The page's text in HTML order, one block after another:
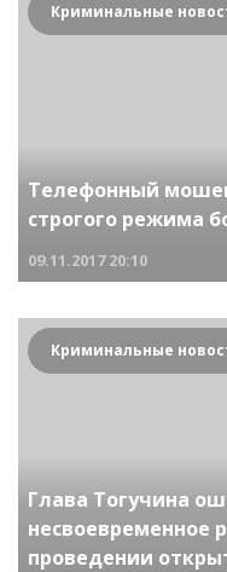
Телефонный
строгого режима
09.11.2017 20:10
Глава Тогучина
несвоевременное
проведении